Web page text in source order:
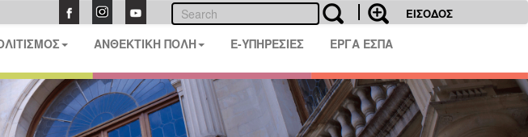
ΕΙΣΟΔΟΣ
ΑΝΘΕΚΤΙΚΗ ΠΟΛΗ E-ΥΠΗΡΕΣΙΕΣ ΕΡΓΑ ΕΣΠΑ